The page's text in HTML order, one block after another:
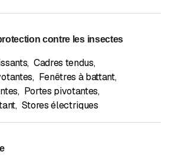
contre les insectes
, Cadres tendus,
, Fenêtres à battant,
, Portes pivotantes,
, Stores électriques